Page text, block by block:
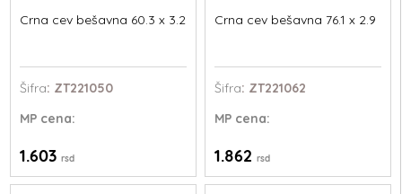
Crna cev bešavna 60.3 x 3.2
Šifra: ZT221050
MP cena:
1.603rsd
Crna cev bešavna 76.1 x 2.9
Šifra: ZT221062
MPcena:
1.862 rsd